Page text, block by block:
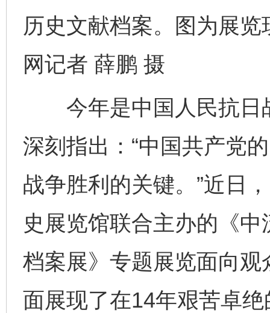
历史文献档案。图为展
网记者 薛鹏 摄
今年是中国人民抗日
深刻指出：“中国共产党
战争胜利的关键。”近日
史展览馆联合主办的《
档案展》专题展览面向
面展现了在14年艰苦卓